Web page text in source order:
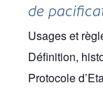
de
Usages et
Définition,
Protocole